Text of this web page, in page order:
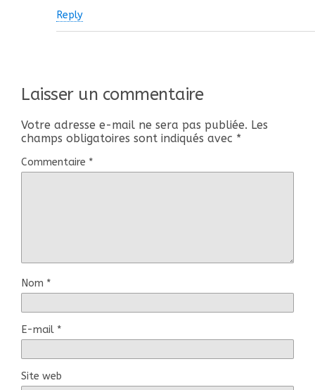
Reply
Laisser un commentaire
Votre adresse e-mail ne sera pas publiée. Les
champs obligatoires sont indiqués avec *
Commentaire *
Nom *
E-mail *
Site web